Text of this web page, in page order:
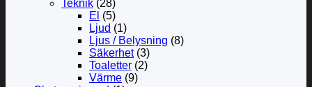
Teknik (28)
El (5)
Ljud (1)
Ljus / Belysning (8)
Säkerhet (3)
Toaletter (2)
Värme (9)